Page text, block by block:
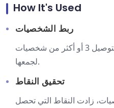
How It's Used
ربط الشخصيات
قم بتوصيل 3 أو أكثر من شخصيات Tsum Tsum المتشابهة
لجمعها.
تحقيق النقاط
زادت النقاط التي تحصل